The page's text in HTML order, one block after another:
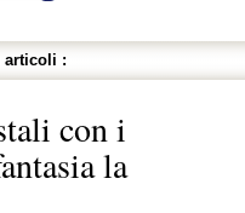
articoli :
con i
la